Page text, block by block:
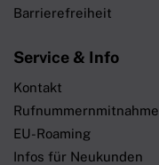
Barrierefreiheit
Service & Info
Kontakt
Rufnummernmitnahme
EU-Roaming
Infos für Neukunden